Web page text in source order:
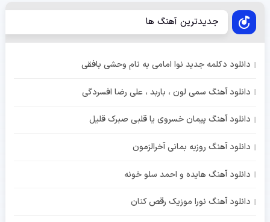
جدیدترین آهنگ ها
دانلود دکلمه جدید نوا امامی به نام وحشی بافقی
دانلود آهنگ سمی لون ، باربد ، علی رضا افسردگی
دانلود آهنگ پیمان خسروی یا قلبی صبرک قلیل
دانلود آهنگ روزبه بمانی آخرالزمون
دانلود آهنگ هایده و احمد سلو خونه
دانلود آهنگ نورا موزیک رقص کنان